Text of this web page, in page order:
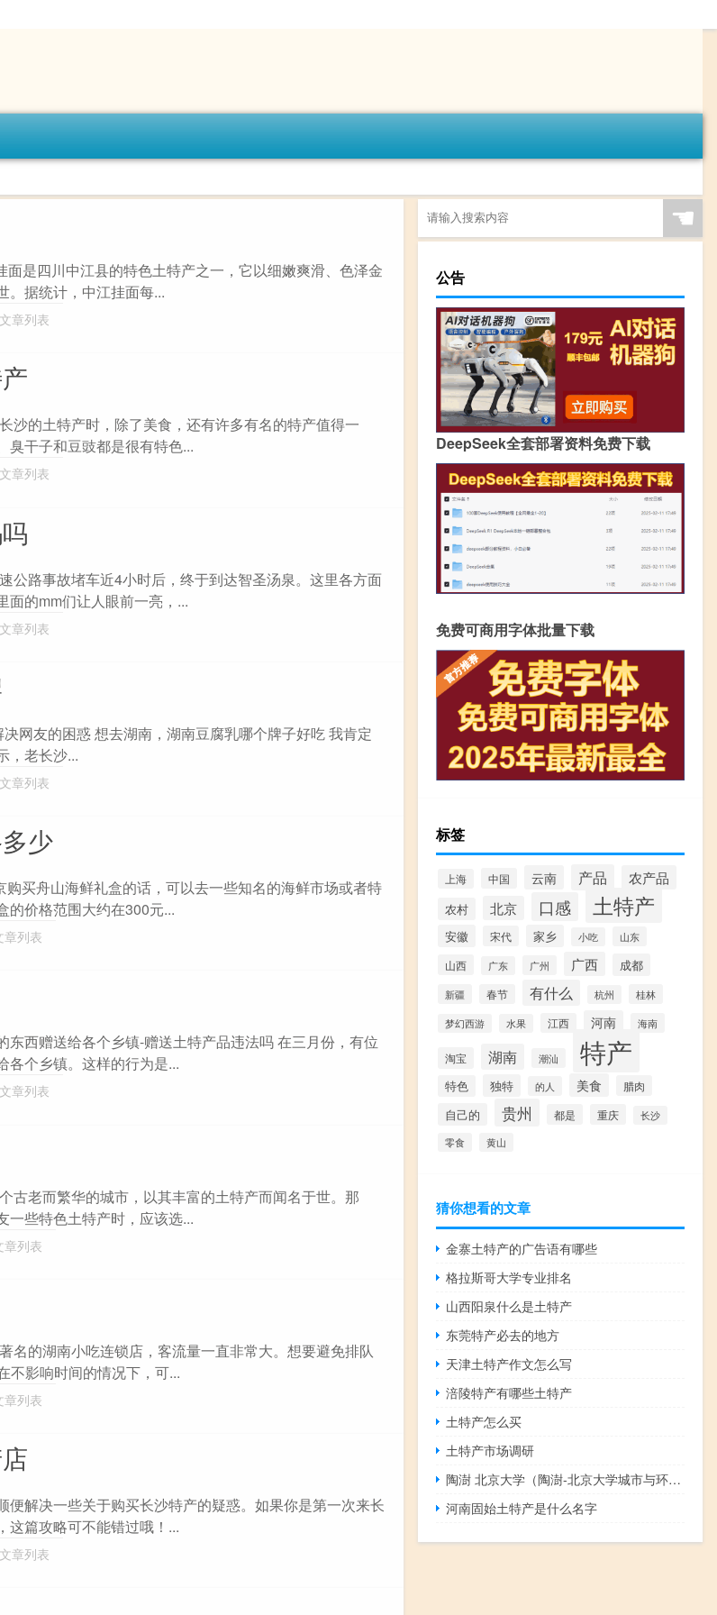
是四川中江县的特色土特产之一，它以细嫩爽滑、色泽金
。据统计，中江挂面每...
文章列表
沙的土特产时，除了美食，还有许多有名的特产值得一
臭干子和豆豉都是很有特色...
文章列表
公路事故堵车近4小时后，终于到达智圣汤泉。这里各方面
面的mm们让人眼前一亮，...
文章列表
网友的困惑 想去湖南，湖南豆腐乳哪个牌子好吃 我肯定
，老长沙...
文章列表
少
买舟山海鲜礼盒的话，可以去一些知名的海鲜市场或者特
的价格范围大约在300元...
章列表
西赠送给各个乡镇-赠送土特产品违法吗 在三月份，有位
各个乡镇。这样的行为是...
文章列表
古老而繁华的城市，以其丰富的土特产而闻名于世。那
一些特色土特产时，应该选...
章列表
名的湖南小吃连锁店，客流量一直非常大。想要避免排队
不影响时间的情况下，可...
章列表
便解决一些关于购买长沙特产的疑惑。如果你是第一次来长
这篇攻略可不能错过哦！...
文章列表
☚
公告
DeepSeek全套部署资料免费下载
免费可商用字体批量下载
标签
上海 中国 云南 产品 农产品
农村 北京 口感 土特产
安徽 宋代 家乡 小吃 山东
山西 广东 广州 广西 成都
新疆 春节 有什么 杭州 桂林
梦幻西游 水果 江西 河南 海南
淘宝 湖南 潮汕 特产
特色 独特 的人 美食 腊肉
自己的 贵州 都是 重庆
长沙
零食
黄山
猜你想看的文章
金寨土特产的广告语有哪些
格拉斯哥大学专业排名
山西阳泉什么是土特产
东莞特产必去的地方
天津土特产作文怎么写
涪陵特产有哪些土特产
土特产怎么买
土特产市场调研
陶澍 北京大学（陶澍-北京大学城市与环境学院教授介绍）
河南固始土特产是什么名字